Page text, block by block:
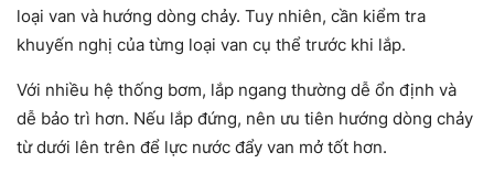
loại van và hướng dòng chảy. Tuy nhiên, cần kiểm tra
khuyến nghị của từng loại van cụ thể trước khi lắp.
Với nhiều hệ thống bơm, lắp ngang thường dễ ổn định và
dễ bảo trì hơn. Nếu lắp đứng, nên ưu tiên hướng dòng chảy
từ dưới lên trên để lực nước đẩy van mở tốt hơn.